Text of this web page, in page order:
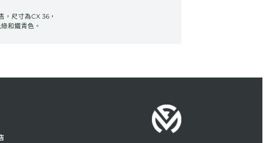
尺寸為CX 36，
和鐵青色。